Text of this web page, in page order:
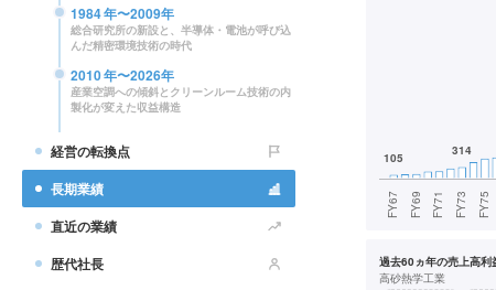
1984年〜2009年
総合研究所の新設と、半導体・電池が呼び込
んだ精密環境技術の時代
2010年〜2026年
産業空調への傾斜とクリーンルーム技術の内
製化が変えた収益構造
経営の転換点
長期業績
直近の業績
歴代社長
過去60ヵ年の売上高利
高砂熱学工業